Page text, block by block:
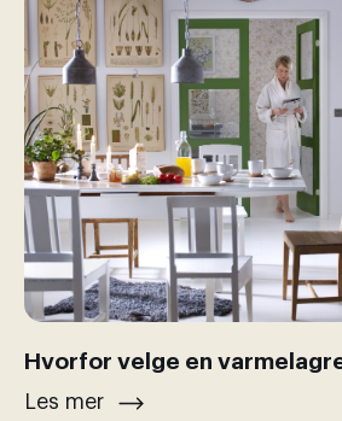
Hvorfor velge en
Les mer